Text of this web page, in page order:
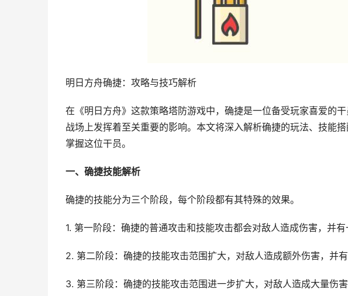
明日方舟确捷：攻略与技巧解析
在《明日方舟》这款策略塔防游戏中，确捷是一位备受玩家喜爱的
战场上发挥着至关重要的影响。本文将深入解析确捷的玩法、技能
掌握这位干员。
一、确捷技能解析
确捷的技能分为三个阶段，每个阶段都有其特殊的效果。
1. 第一阶段：确捷的普通攻击和技能攻击都会对敌人造成伤害，并有
2. 第二阶段：确捷的技能攻击范围扩大，对敌人造成额外伤害，并有
3. 第三阶段：确捷的技能攻击范围进一步扩大，对敌人造成大量伤